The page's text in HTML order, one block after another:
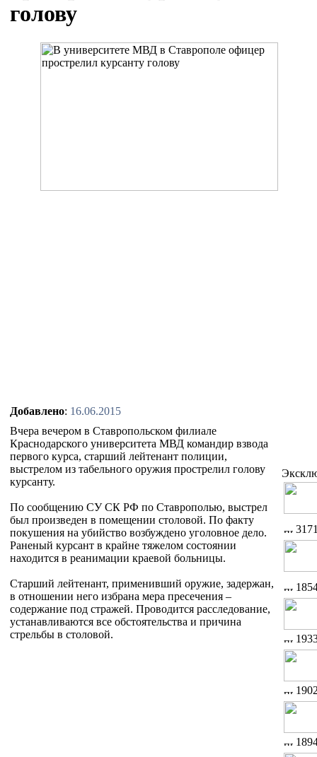
голову
Добавлено: 16.06.2015
Вчера вечером в Ставропольском филиале
Краснодарского университета МВД командир взвода
первого курса, старший лейтенант полиции,
выстрелом из табельного оружия прострелил голову
курсанту.
По сообщению СУ СК РФ по Ставрополью, выстрел
был произведен в помещении столовой. По факту
покушения на убийство возбуждено уголовное дело.
Раненый курсант в крайне тяжелом состоянии
находится в реанимации краевой больницы.
Старший лейтенант, применивший оружие, задержан,
в отношении него избрана мера пресечения –
содержание под стражей. Проводится расследование,
устанавливаются все обстоятельства и причина
стрельбы в столовой.